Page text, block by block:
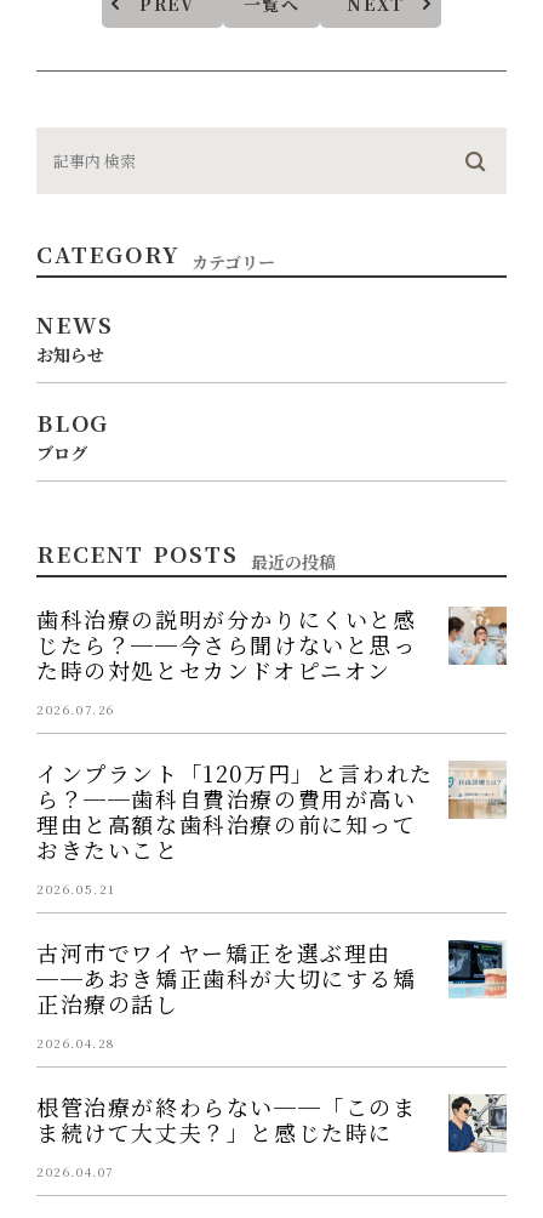
CATEGORY カテゴリー
NEWS
お知らせ
BLOG
ブログ
RECENT POSTS 最近の投稿
歯科治療の説明が分かりにくいと感
じたら？──今さら聞けないと思っ
た時の対処とセカンドオピニオン
2026.07.26
インプラント「120万円」と言われた
ら？──歯科自費治療の費用が高い
理由と高額な歯科治療の前に知って
おきたいこと
2026.05.21
古河市でワイヤー矯正を選ぶ理由
──あおき矯正歯科が大切にする矯
正治療の話し
2026.04.28
根管治療が終わらない──「このま
ま続けて大丈夫？」と感じた時に
2026.04.07